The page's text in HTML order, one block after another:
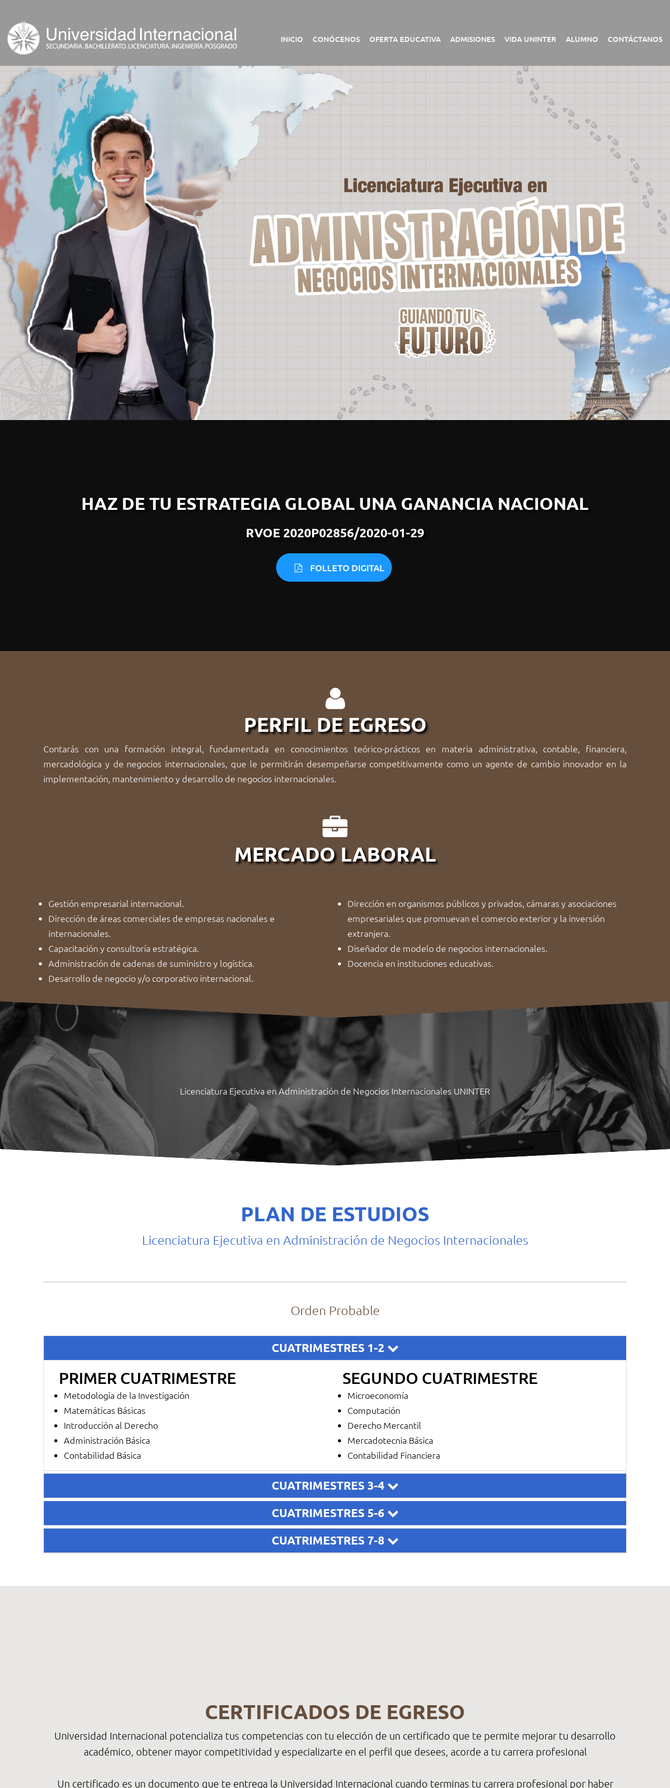
INICIO CONÓCENOS OFERTA EDUCATIVA ADMISIONES VIDA UNINTER ALUMNO CONTÁCTANOS
HAZ DE TU ESTRATEGIA GLOBAL UNA GANANCIA NACIONAL
RVOE 2020P02856/2020-01-29
FOLLETO DIGITAL
PERFIL DE EGRESO
Contarás con una formación integral, fundamentada en conocimientos teórico-prácticos en materia administrativa, contable, financiera,
mercadológica y de negocios internacionales, que le permitirán desempeñarse competitivamente como un agente de cambio innovador en la
implementación, mantenimiento y desarrollo de negocios internacionales.
MERCADO LABORAL
Gestión empresarial internacional.
Dirección de áreas comerciales de empresas nacionales e
internacionales.
Capacitación y consultoría estratégica.
Administración de cadenas de suministro y logística.
Desarrollo de negocio y/o corporativo internacional.
Dirección en organismos públicos y privados, cámaras y asociaciones
empresariales que promuevan el comercio exterior y la inversión
extranjera.
Diseñador de modelo de negocios internacionales.
Docencia en instituciones educativas.
Licenciatura Ejecutiva en Administración de Negocios Internacionales UNINTER
PLAN DE ESTUDIOS
Licenciatura Ejecutiva en Administración de Negocios Internacionales
Orden Probable
CUATRIMESTRES 1-2
PRIMER CUATRIMESTRE
Metodología de la Investigación
Matemáticas Básicas
Introducción al Derecho
Administración Básica
Contabilidad Básica
SEGUNDO CUATRIMESTRE
Microeconomía
Computación
Derecho Mercantil
Mercadotecnia Básica
Contabilidad Financiera
CUATRIMESTRES 3-4
CUATRIMESTRES 5-6
CUATRIMESTRES 7-8
CERTIFICADOS DE EGRESO
Universidad Internacional potencializa tus competencias con tu elección de un certificado que te permite mejorar tu desarrollo
académico, obtener mayor competitividad y especializarte en el perfil que desees, acorde a tu carrera profesional
Un certificado es un documento que te entrega la Universidad Internacional cuando terminas tu carrera profesional por haber